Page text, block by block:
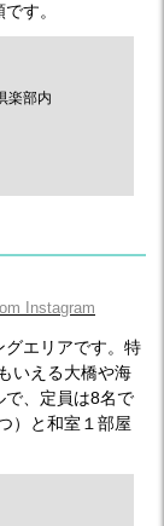
す。
楽部内
Instagram
グエリアです。特
いえる大橋や海
で、定員は8名で
）と和室１部屋